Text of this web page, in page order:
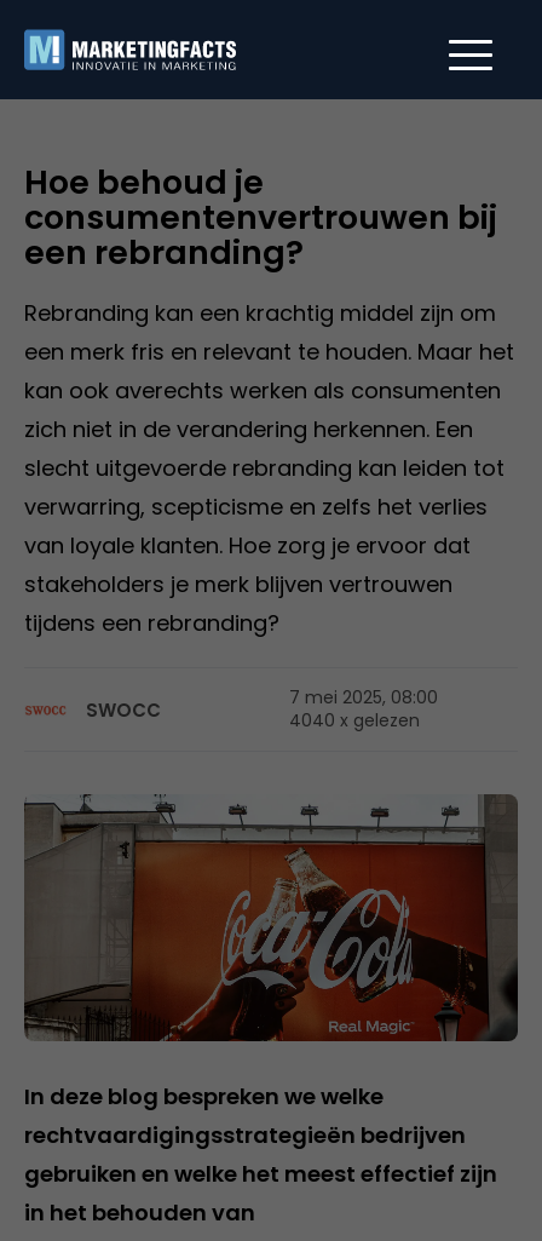
Hoe behoud je
consumentenvertrouwen bij
een rebranding?
Rebranding kan een krachtig middel zijn om
een merk fris en relevant te houden. Maar het
kan ook averechts werken als consumenten
zich niet in de verandering herkennen. Een
slecht uitgevoerde rebranding kan leiden tot
verwarring, scepticisme en zelfs het verlies
van loyale klanten. Hoe zorg je ervoor dat
stakeholders je merk blijven vertrouwen
tijdens een rebranding?
SWOCC
7 mei 2025, 08:00
4040 x gelezen
In deze blog bespreken we welke
rechtvaardigingsstrategieën bedrijven
gebruiken en welke het meest effectief zijn
in het behouden van